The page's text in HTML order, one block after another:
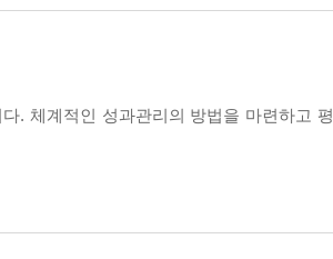
. 체계적인 성과관리의 방법을 마련하고 평